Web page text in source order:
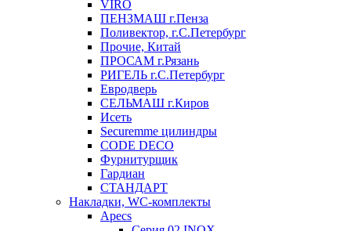
VIRO
ПЕНЗМАШ г.Пенза
Поливектор, г.С.Петербург
Прочие, Китай
ПРОСАМ г.Рязань
РИГЕЛЬ г.С.Петербург
Евродверь
СЕЛЬМАШ г.Киров
Исеть
Securemme цилиндры
CODE DECO
Фурнитурщик
Гардиан
СТАНДАРТ
Накладки, WC-комплекты
Apecs